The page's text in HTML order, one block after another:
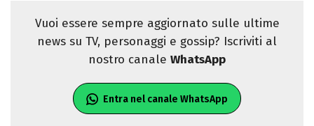
Vuoi essere sempre aggiornato sulle ultime
news su TV, personaggi e gossip? Iscriviti al
nostro canale WhatsApp
Entra nel canale WhatsApp